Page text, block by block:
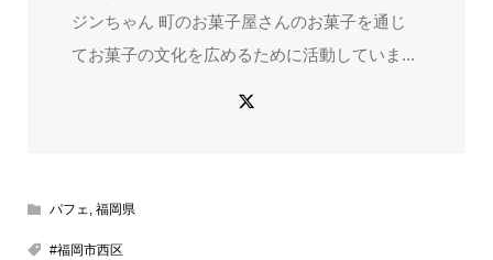
ジンちゃん 町のお菓子屋さんのお菓子を通じ
てお菓子の文化を広めるために活動していま...
パフェ, 福岡県
#福岡市西区